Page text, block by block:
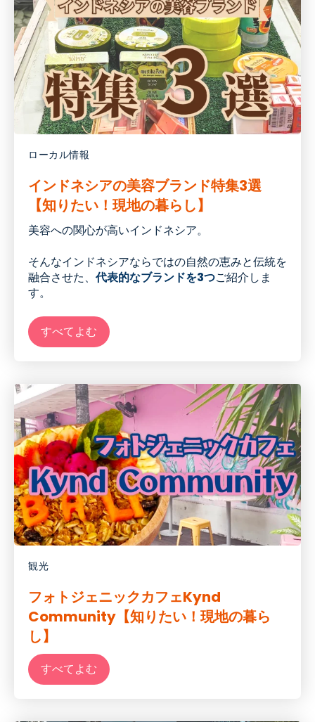
ローカル情報
インドネシアの美容ブランド特集3選
【知りたい！現地の暮らし】
美容への関心が高いインドネシア。
そんなインドネシアならではの自然の恵みと伝統を
融合させた、代表的なブランドを3つご紹介しま
す。
すべてよむ
観光
フォトジェニックカフェKynd
Community【知りたい！現地の暮ら
し】
すべてよむ